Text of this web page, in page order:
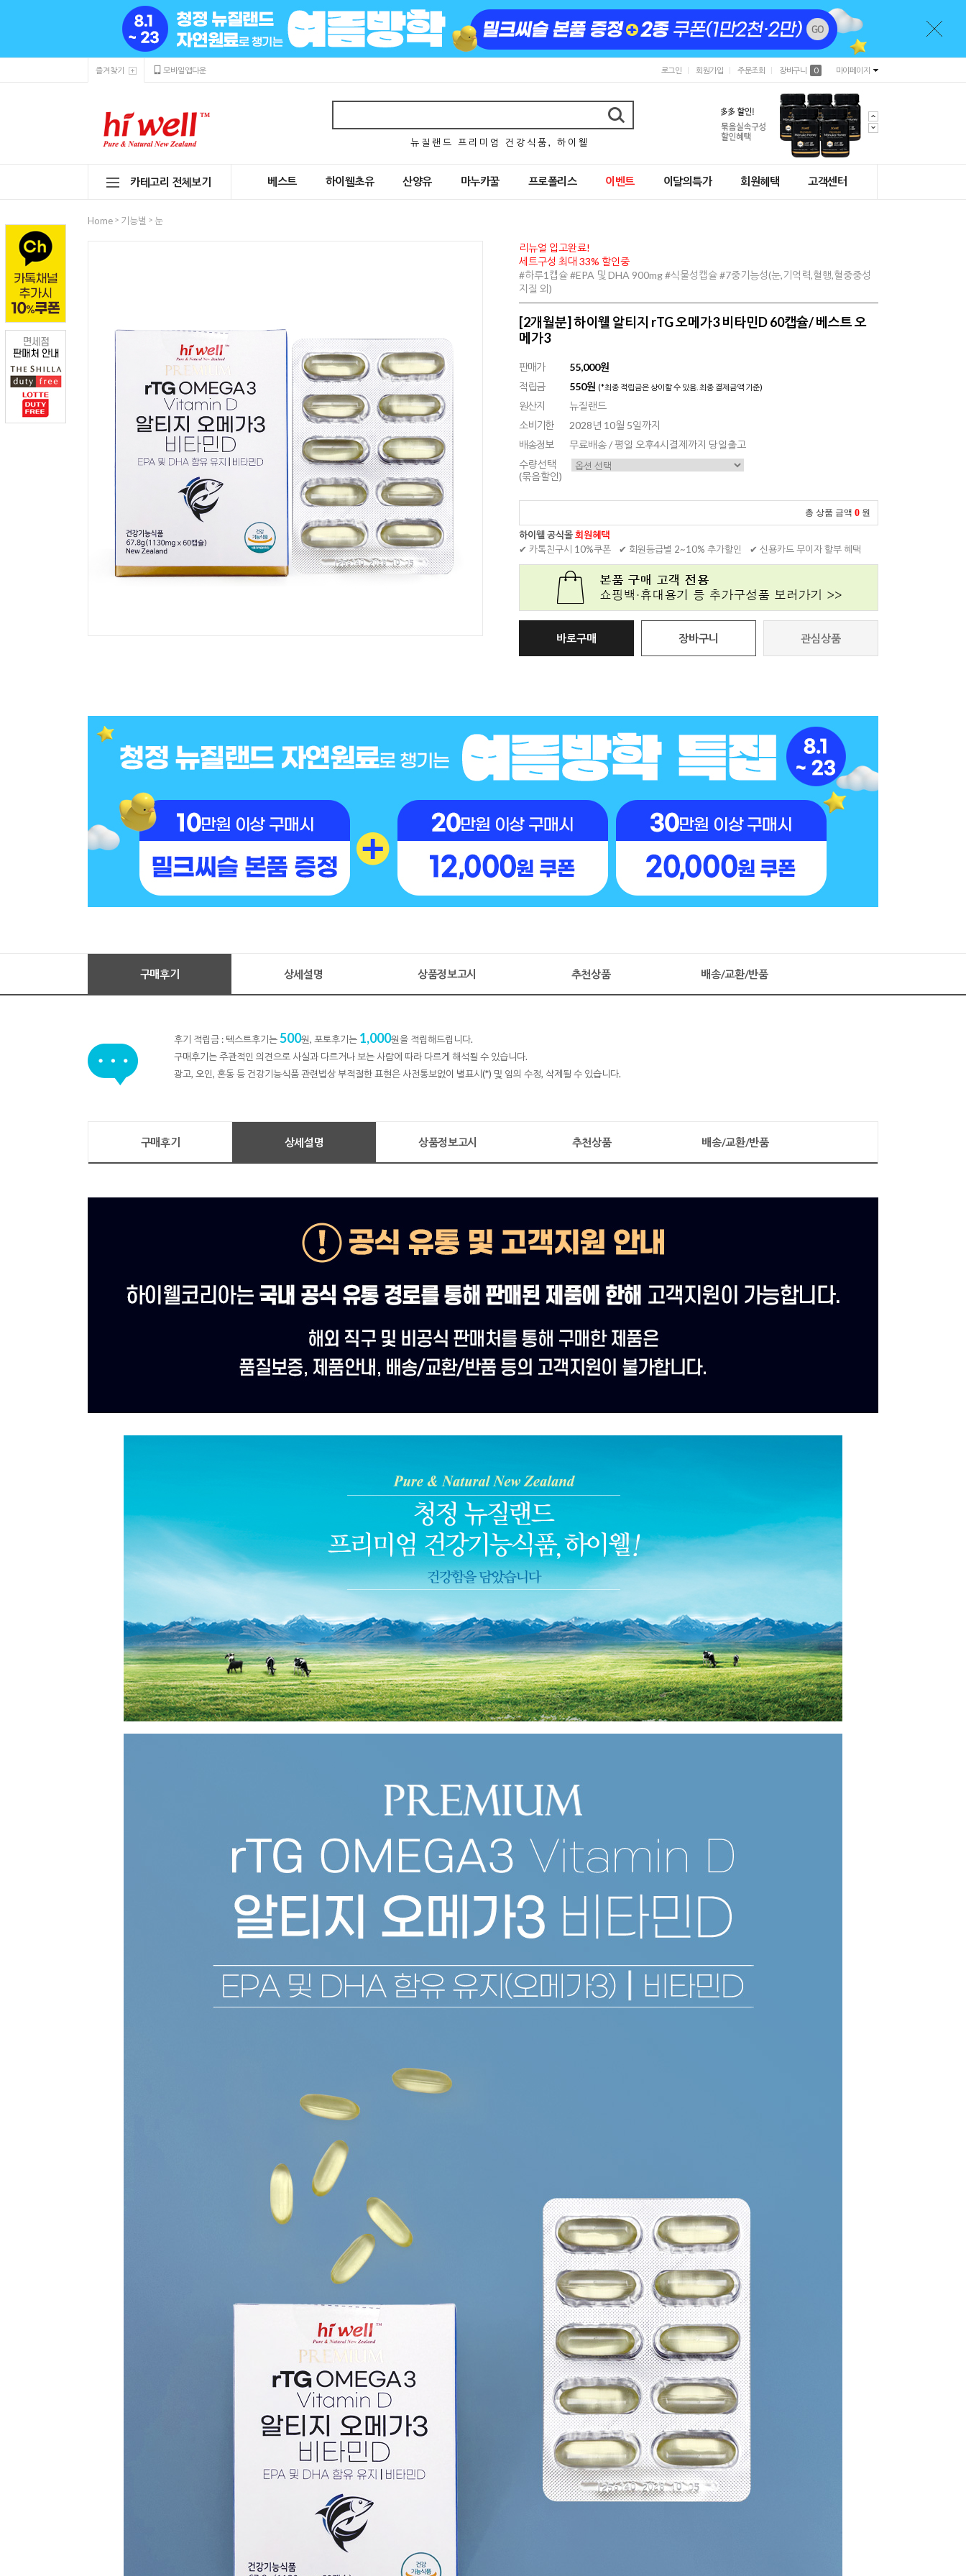
즐겨찾기 모바일앱다운 로그인 회원가입 주문조회 장바구니 0 마이페이지
뉴 질 랜 드 프 리 미 엄 건 강 식 품 , 하 이 웰
카테고리 전체보기 베스트 하이웰초유 산양유 마누카꿀 프로폴리스 이벤트 이달의특가 회원혜택 고객센터
Home > 기능별 > 눈
리뉴얼 입고완료!
세트구성 최대 33% 할인중
#하루1캡슐 #EPA 및 DHA 900mg #식물성캡슐 #7중기능성(눈,기억력,혈행,혈중중성
지질 외)
[2개월분] 하이웰 알티지 rTG 오메가3 비타민D 60캡슐/ 베스트 오
메가3
판매가
55,000원
적립금
550원 (*최종 적립금은 상이할 수 있음. 최종 결제금액 기준)
원산지
뉴질랜드
소비기한
2028년 10월 5일까지
배송정보
무료배송 / 평일 오후4시결제까지 당일출고
수량선택
(묶음할인)
총 상품 금액 0 원
하이웰 공식몰회원혜택
✔ 카톡친구시 10%쿠폰
✔ 회원등급별 2~10% 추가할인 ✔ 신용카드 무이자 할부 혜택
바로구매 장바구니 관심상품
구매후기 상세설명 상품정보고시 추천상품 배송/교환/반품
후기 적립금 : 텍스트후기는500원, 포토후기는 1,000원을 적립해드립니다.
구매후기는 주관적인 의견으로 사실과 다르거나 보는 사람에 따라 다르게 해석될 수 있습니다.
광고, 오인, 혼동 등 건강기능식품 관련법상 부적절한 표현은 사전통보없이 별표시(*) 및 임의 수정, 삭제될 수 있습니다.
구매후기 상세설명 상품정보고시 추천상품 배송/교환/반품